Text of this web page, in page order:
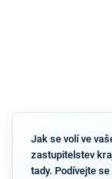
Jak se volí ve
zastupitelstev
tady. Podívejte